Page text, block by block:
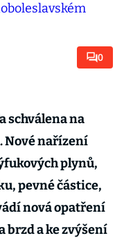
0
schválena na
Nové nařízení
plynů,
pevné částice,
nová opatření
brzd a ke zvýšení